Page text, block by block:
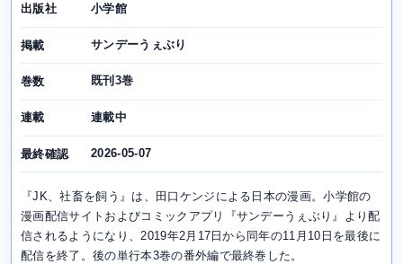
出版社 小学館
掲載 サンデーうぇぶり
巻数 既刊3巻
連載 連載中
最終確認 2026-05-07
『JK、社畜を飼う』は、田口ケンジによる日本の漫画。小学館の
漫画配信サイトおよびコミックアプリ『サンデーうぇぶり』より配
信されるようになり、2019年2月17日から同年の11月10日を最後に
配信を終了。後の単行本3巻の番外編で最終巻した。